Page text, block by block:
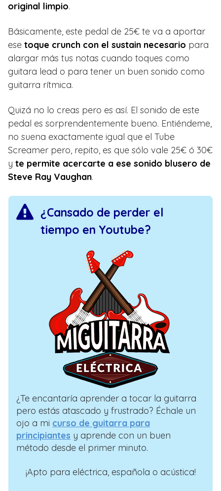
original limpio.
Básicamente, este pedal de 25€ te va a aportar
ese toque crunch con el sustain necesario para
alargar más tus notas cuando toques como
guitara lead o para tener un buen sonido como
guitarra rítmica.
Quizá no lo creas pero es así. El sonido de este
pedal es sorprendentemente bueno. Entiéndeme,
no suena exactamente igual que el Tube
Screamer pero, repito, es que sólo vale 25€ ó 30€
y te permite acercarte a ese sonido blusero de
Steve Ray Vaughan.
¿Cansado de perder el
tiempo en Youtube?
¿Te encantaría aprender a tocar la guitarra
pero estás atascado y frustrado? Échale un
ojo a mi curso de guitarra para
principiantes y aprende con un buen
método desde el primer minuto.
¡Apto para eléctrica, española o acústica!